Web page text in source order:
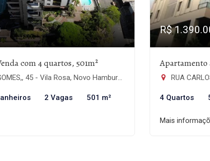
com 4 quartos, 501m²
45 - Vila Rosa, Novo Hamburgo-RS
2 Vagas 501 m²
R$
Apartamento
RUA
4 Quartos
Mais